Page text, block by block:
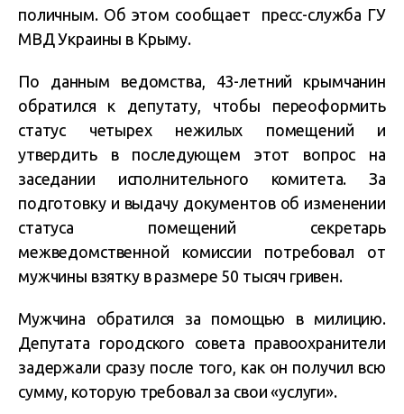
поличным. Об этом сообщает пресс-служба ГУ
МВД Украины в Крыму.
По данным ведомства, 43-летний крымчанин
обратился к депутату, чтобы переоформить
статус четырех нежилых помещений и
утвердить в последующем этот вопрос на
заседании исполнительного комитета. За
подготовку и выдачу документов об изменении
статуса помещений секретарь
межведомственной комиссии потребовал от
мужчины взятку в размере 50 тысяч гривен.
Мужчина обратился за помощью в милицию.
Депутата городского совета правоохранители
задержали сразу после того, как он получил всю
сумму, которую требовал за свои «услуги».